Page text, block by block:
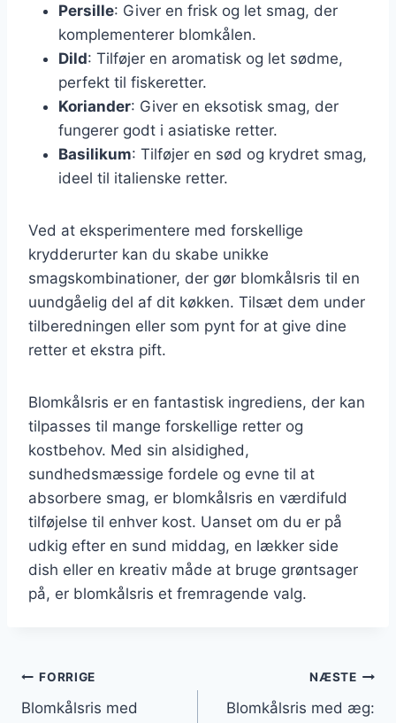
Persille: Giver en frisk og let smag, der
komplementerer blomkålen.
Dild: Tilføjer en aromatisk og let sødme,
perfekt til fiskeretter.
Koriander: Giver en eksotisk smag, der
fungerer godt i asiatiske retter.
Basilikum: Tilføjer en sød og krydret smag,
ideel til italienske retter.
Ved at eksperimentere med forskellige
krydderurter kan du skabe unikke
smagskombinationer, der gør blomkålsris til en
uundgåelig del af dit køkken. Tilsæt dem under
tilberedningen eller som pynt for at give dine
retter et ekstra pift.
Blomkålsris er en fantastisk ingrediens, der kan
tilpasses til mange forskellige retter og
kostbehov. Med sin alsidighed,
sundhedsmæssige fordele og evne til at
absorbere smag, er blomkålsris en værdifuld
tilføjelse til enhver kost. Uanset om du er på
udkig efter en sund middag, en lækker side
dish eller en kreativ måde at bruge grøntsager
på, er blomkålsris et fremragende valg.
Indlægsnavigation
FORRIGE
Blomkålsris med
NÆSTE
Blomkålsris med æg: